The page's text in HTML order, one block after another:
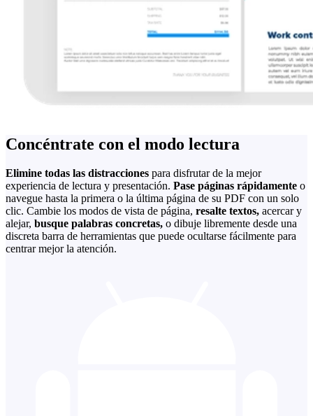
Concéntrate con el modo lectura
Elimine todas las distracciones para disfrutar de la mejor
experiencia de lectura y presentación. Pase páginas rápidamente o
navegue hasta la primera o la última página de su PDF con un solo
clic. Cambie los modos de vista de página, resalte textos, acercar y
alejar, busque palabras concretas, o dibuje libremente desde una
discreta barra de herramientas que puede ocultarse fácilmente para
centrar mejor la atención.